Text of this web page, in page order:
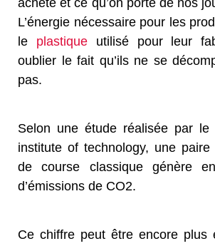
achète et ce qu’on porte de nos
L’énergie nécessaire pour les
le plastiqueutilisé pour leur
oublier le fait qu’ils ne se
pas.
Selon une étude réalisée par le
institute of technology, une
de course classique génère
d’émissions de CO2.
Ce chiffre peut être encore plus